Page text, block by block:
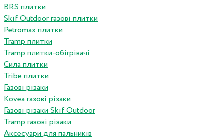
BRS плитки
Skif Outdoor газові плитки
Petromax плитки
Tramp плитки
Tramp плитки-обігрівачі
Сила плитки
Tribe плитки
Газові різаки
Kovea газові різаки
Газові різаки Skif Outdoor
Tramp газові різаки
Аксесуари для пальників